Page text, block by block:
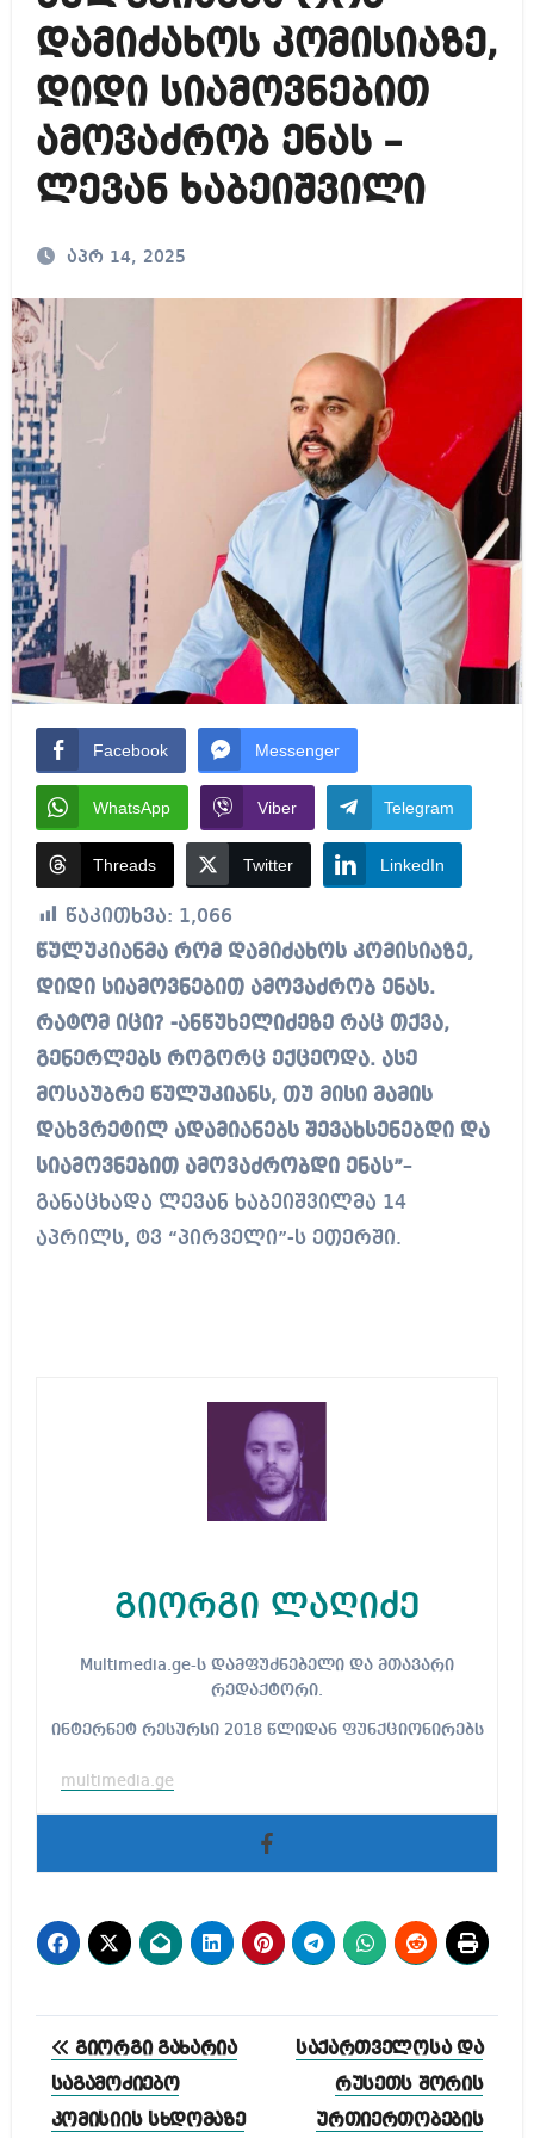
დამიძახოს კომისიაზე,
დიდი სიამოვნებით
ამოვაძრობ ენას –
ლევან ხაბეიშვილი
აპრ 14, 2025
Facebook Messenger
WhatsApp Viber Telegram
Threads Twitter LinkedIn
წაკითხვა: 1,066
წულუკიანმა რომ დამიძახოს კომისიაზე,
დიდი სიამოვნებით ამოვაძრობ ენას.
რატომ იცი? -ანწუხელიძეზე რაც თქვა,
გენერლებს როგორც ექცეოდა. ასე
მოსაუბრე წულუკიანს, თუ მისი მამის
დახვრეტილ ადამიანებს შევახსენებდი და
სიამოვნებით ამოვაძრობდი ენას”–
განაცხადა ლევან ხაბეიშვილმა 14
აპრილს, ტვ “პირველი”-ს ეთერში.
გიორგი ლაღიძე
Multimedia.ge-ს დამფუძნებელი და მთავარი
რედაქტორი.
ინტერნეტ რესურსი 2018 წლიდან ფუნქციონირებს
multimedia.ge
პოსტის
ნავიგაცია
გიორგი გახარია
საგამოძიებო
კომისიის სხდომაზე
საქართველოსა და
რუსეთს შორის
ურთიერთობების